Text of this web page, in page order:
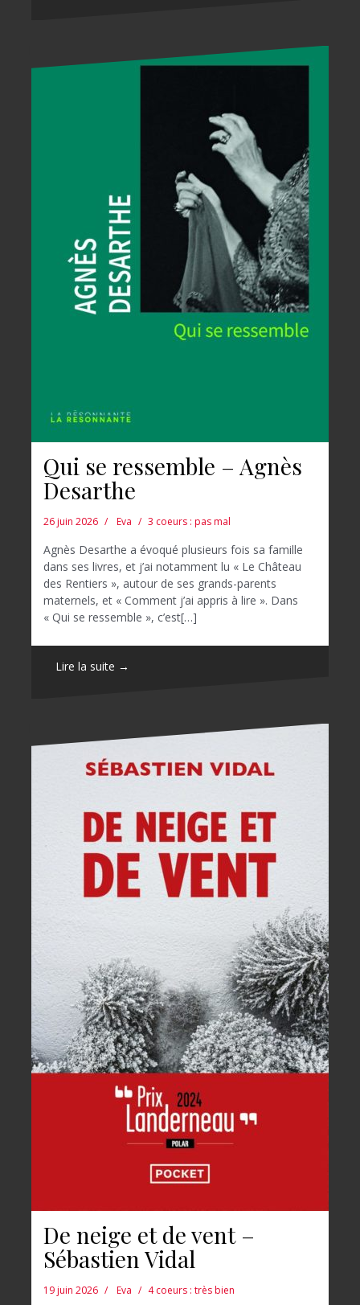
Qui se ressemble – Agnès
Desarthe
26 juin 2026 Eva 3 coeurs : pas mal
Agnès Desarthe a évoqué plusieurs fois sa famille
dans ses livres, et j’ai notamment lu « Le Château
des Rentiers », autour de ses grands-parents
maternels, et « Comment j’ai appris à lire ». Dans
« Qui se ressemble », c’est[…]
Lire la suite →
De neige et de vent –
Sébastien Vidal
19 juin 2026 Eva 4 coeurs : très bien